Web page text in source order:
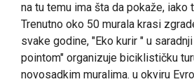
na tu temu ima šta da pokaže, iako
Trenutno oko 50 murala krasi
svake godine, "Eko kurir " u
pointom" organizuje biciklističku
novosadkim muralima. u okviru